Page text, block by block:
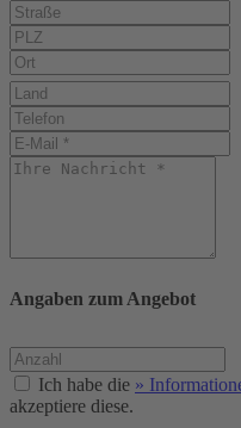
Angaben zum Angebot
Ich habe die »
akzeptiere diese.